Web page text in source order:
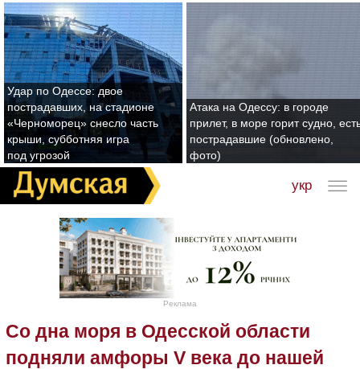
Удар по Одессе: двое
пострадавших, на стадионе
«Черноморец» снесло часть
крыши, субботняя игра
под угрозой
Атака на Одессу: в городе
прилет, в море горит судно,
пострадавшие (обновлено,
фото)
укр
Реклама
Со дна моря в Одесской области
подняли амфоры V века до нашей